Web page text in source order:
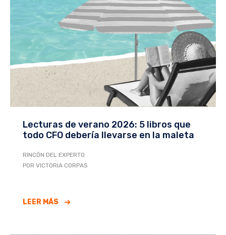
Lecturas de verano 2026: 5 libros que
todo CFO debería llevarse en la maleta
RINCÓN DEL EXPERTO
POR VICTORIA CORPAS
LEER MÁS